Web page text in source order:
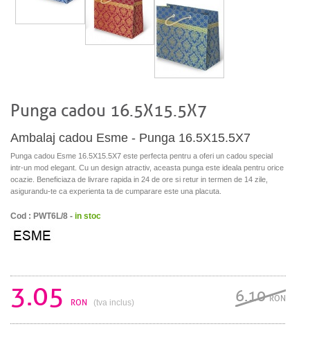
Punga cadou 16.5X15.5X7
Ambalaj cadou Esme - Punga 16.5X15.5X7
Punga cadou Esme 16.5X15.5X7 este perfecta pentru a oferi un cadou special
intr-un mod elegant. Cu un design atractiv, aceasta punga este ideala pentru orice
ocazie. Beneficiaza de livrare rapida in 24 de ore si retur in termen de 14 zile,
asigurandu-te ca experienta ta de cumparare este una placuta.
Cod : PWT6L/8 - in stoc
3.05 RON (tva inclus) 6.10RON